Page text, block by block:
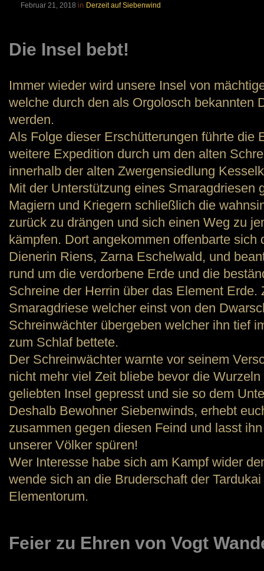
Februar 21, 2018 in Derzeit auf Siebenwind
Die Insel bebt!
Immer wieder wird unsere Insel von
welche durch den als Orgolosch bekannten
werden.
Als Folge dieser Erschütterungen führte die
weitere Expedition durch um den alten
innerhalb der alten Zwergensiedlung
Mit der Unterstützung eines Smaragdriesen
Magiern und Kriegern schließlich die
zurück zu drängen und sich einen Weg zu
kämpfen. Dort angekommen offenbarte sich
Dienerin Riens, Zarna Eschelwald, und
rund um die verdorbene Erde und die
Schreine der Herrin über das Element Erde.
Smaragdriese welcher einst von den
Schreinwächter übergeben welcher ihn tief
zum Schlaf bettete.
Der Schreinwächter warnte vor seinem
nicht mehr viel Zeit bliebe bevor die
geliebten Insel gepresst und sie so dem
Deshalb Bewohner Siebenwinds, erhebt
zusammen gegen diesen Feind und lasst
unserer Völker spüren!
Wer Interesse habe sich am Kampf wider
wende sich an die Bruderschaft der
Elementorum.
Feier zu Ehren von Vogt